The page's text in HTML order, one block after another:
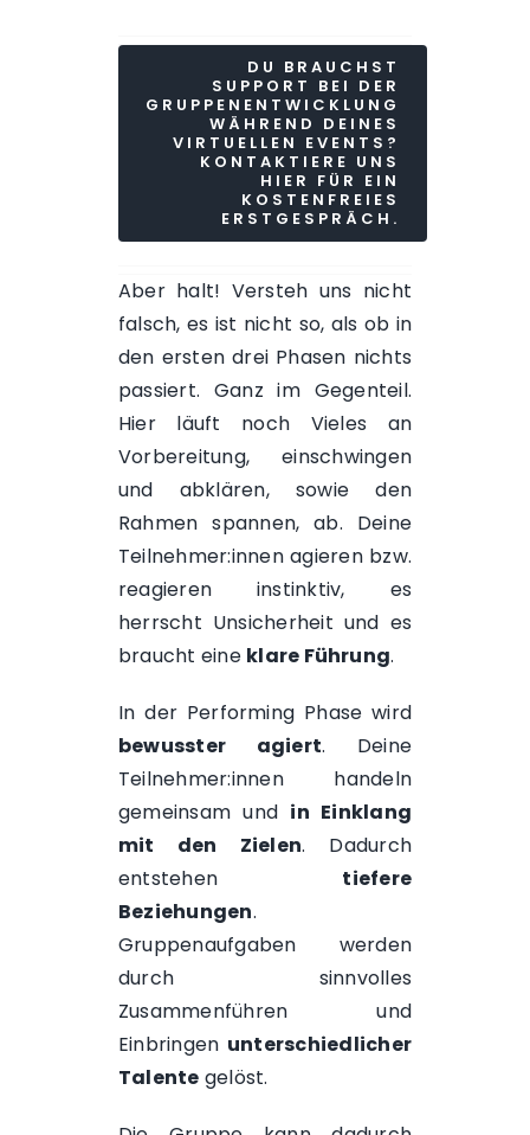
DU BRAUCHST
SUPPORT BEI DER
GRUPPENENTWICKLUNG
WÄHREND DEINES
VIRTUELLEN EVENTS?
KONTAKTIERE UNS
HIER FÜR EIN
KOSTENFREIES
ERSTGESPRÄCH.
Aber halt! Versteh uns nicht
falsch, es ist nicht so, als ob in
den ersten drei Phasen nichts
passiert. Ganz im Gegenteil.
Hier läuft noch Vieles an
Vorbereitung, einschwingen
und abklären, sowie den
Rahmen spannen, ab. Deine
Teilnehmer:innen agieren bzw.
reagieren instinktiv, es
herrscht Unsicherheit und es
braucht eine klare Führung.
In der Performing Phase wird
bewusster agiert. Deine
Teilnehmer:innen handeln
gemeinsam und in Einklang
mit den Zielen. Dadurch
entstehen tiefere
Beziehungen.
Gruppenaufgaben werden
durch sinnvolles
Zusammenführen und
Einbringen unterschiedlicher
Talente gelöst.